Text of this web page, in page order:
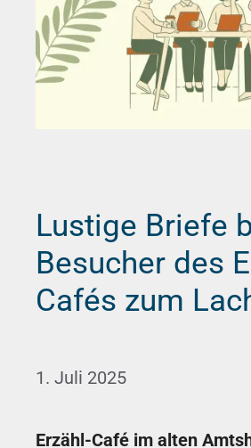
Lustige Briefe
Besucher des
Cafés zum
1. Juli 2025
Erzähl-Café im alten